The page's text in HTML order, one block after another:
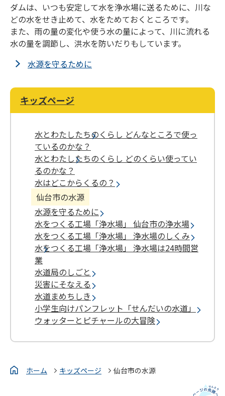
ダムは、いつも安定して水を浄水場に送るために、川な
どの水をせき止めて、水をためておくところです。
また、雨の量の変化や使う水の量によって、川に流れる
水の量を調節し、洪水を防いだりもしています。
水源を守るために
キッズページ
水とわたしたちのくらし どんなところで使っ
ているのかな？
水とわたしたちのくらし どのくらい使ってい
るのかな？
水はどこからくるの？
仙台市の水源
水源を守るために
水をつくる工場「浄水場」 仙台市の浄水場
水をつくる工場「浄水場」 浄水場のしくみ
水をつくる工場「浄水場」 浄水場は24時間営
業
水道局のしごと
災害にそなえる
水道まめちしき
小学生向けパンフレット「せんだいの水道」
ウォッターとピチャールの大冒険
ホーム キッズページ 仙台市の水源